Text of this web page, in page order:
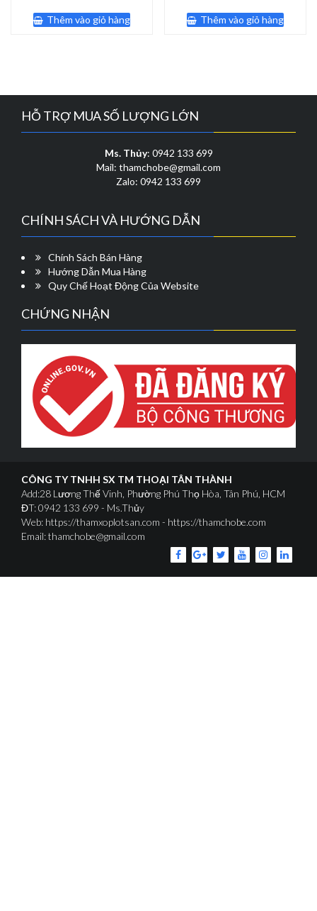
là:
140,000 ₫.
tại
là:
Thêm vào giỏ hàng
là:
375,000 ₫.
tại
là:
Thêm vào giỏ hàng
HỖ TRỢ MUA SỐ LƯỢNG LỚN
Ms. Thủy: 0942 133 699
Mail: thamchobe@gmail.com
Zalo: 0942 133 699
CHÍNH SÁCH VÀ HƯỚNG DẪN
Chính Sách Bán Hàng
Hướng Dẫn Mua Hàng
Quy Chế Hoạt Động Của Website
CHỨNG NHẬN
CÔNG TY TNHH SX TM THOẠI TÂN THÀNH
Add:28 Lương Thế Vinh, Phường Phú Thọ Hòa, Tân Phú, HCM
ĐT: 0942 133 699 - Ms.Thủy
Web: https://thamxoplotsan.com - https://thamchobe.com
Email: thamchobe@gmail.com